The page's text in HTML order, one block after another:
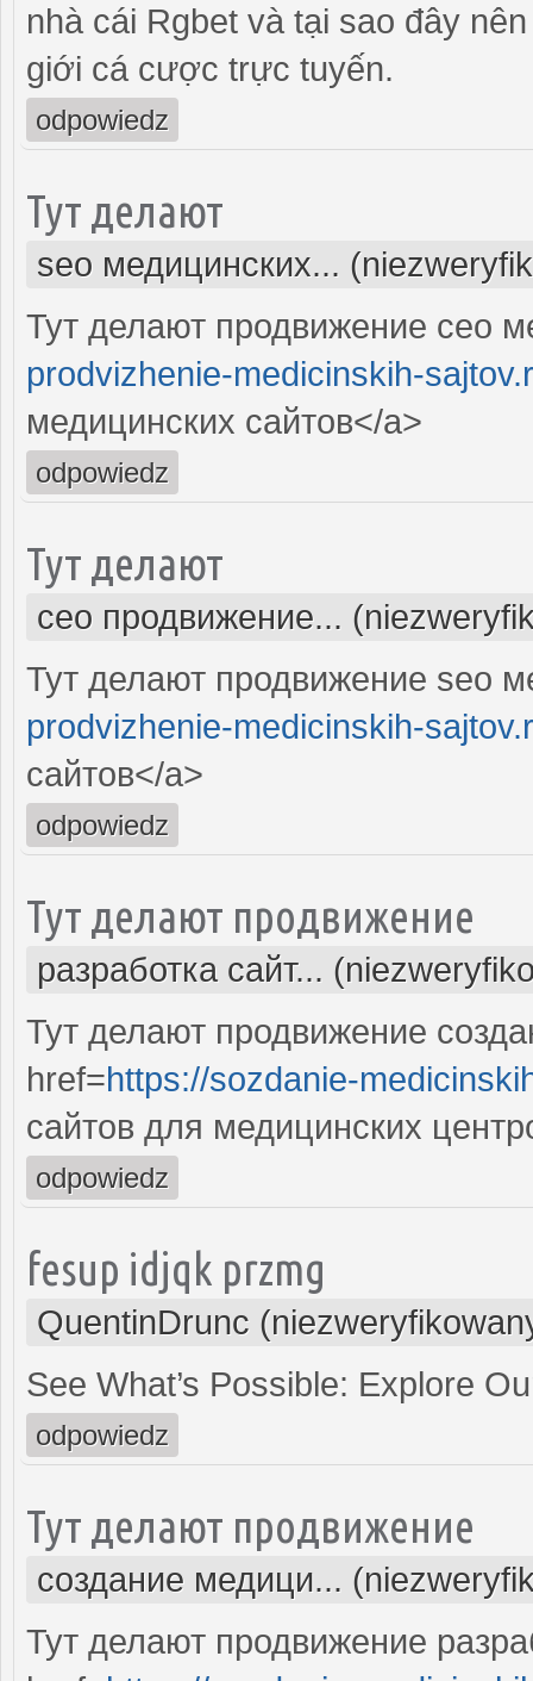
nhà cái Rgbet và tại sao đây
giới cá cược trực tuyến.
odpowiedz
Тут делают
seo медицинских...
Тут делают продвижение сео
prodvizhenie-medicinskih-
медицинских сайтов</a>
odpowiedz
Тут делают
сео продвижение...
Тут делают продвижение seo
prodvizhenie-medicinskih-
сайтов</a>
odpowiedz
Тут делают продвижение
разработка сайт...
Тут делают продвижение
href=https://sozdanie-
сайтов для медицинских
odpowiedz
fesup idjqk przmg
QuentinDrunc
See What’s Possible: Explore
odpowiedz
Тут делают продвижение
создание медици...
Тут делают продвижение